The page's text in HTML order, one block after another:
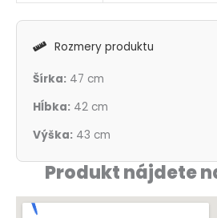
Rozmery produktu
Šírka: 47 cm
Hĺbka: 42 cm
Výška: 43 cm
Produkt nájdete